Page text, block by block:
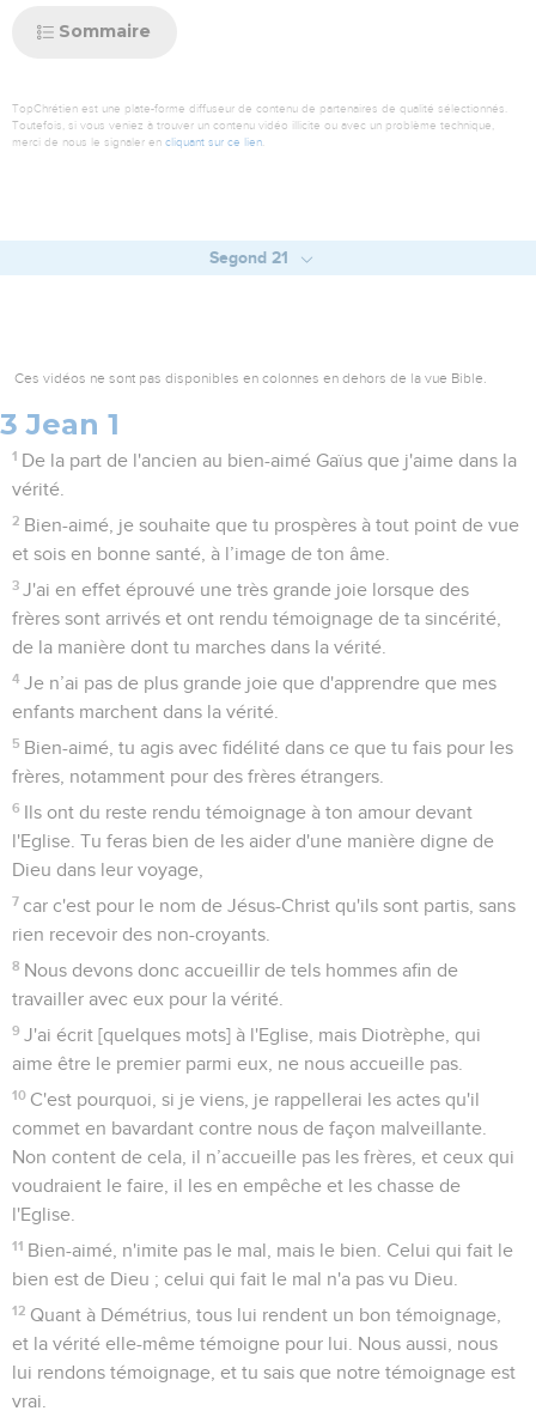
Sommaire
TopChrétien est une plate-forme diffuseur de contenu de partenaires de qualité sélectionnés.
Toutefois, si vous veniez à trouver un contenu vidéo illicite ou avec un problème technique,
merci de nous le signaler en cliquant sur ce lien
Segond 21
Ces vidéos ne sont pas disponibles en colonnes en dehors de la vue Bible.
3 Jean 1
1 De la part de l'ancien au bien-aimé Gaïus que j'aime dans la
vérité.
2 Bien-aimé, je souhaite que tu prospères à tout point de vue
et sois en bonne santé, à l’image de ton âme.
3 J'ai en effet éprouvé une très grande joie lorsque des
frères sont arrivés et ont rendu témoignage de ta sincérité,
de la manière dont tu marches dans la vérité.
4 Je n’ai pas de plus grande joie que d'apprendre que mes
enfants marchent dans la vérité.
5 Bien-aimé, tu agis avec fidélité dans ce que tu fais pour les
frères, notamment pour des frères étrangers.
6 Ils ont du reste rendu témoignage à ton amour devant
l'Eglise. Tu feras bien de les aider d'une manière digne de
Dieu dans leur voyage,
7 car c'est pour le nom de Jésus-Christ qu'ils sont partis, sans
rien recevoir des non-croyants.
8 Nous devons donc accueillir de tels hommes afin de
travailler avec eux pour la vérité.
9 J'ai écrit [quelques mots] à l'Eglise, mais Diotrèphe, qui
aime être le premier parmi eux, ne nous accueille pas.
10 C'est pourquoi, si je viens, je rappellerai les actes qu'il
commet en bavardant contre nous de façon malveillante.
Non content de cela, il n’accueille pas les frères, et ceux qui
voudraient le faire, il les en empêche et les chasse de
l'Eglise.
11 Bien-aimé, n'imite pas le mal, mais le bien. Celui qui fait le
bien est de Dieu ; celui qui fait le mal n'a pas vu Dieu.
12 Quant à Démétrius, tous lui rendent un bon témoignage,
et la vérité elle-même témoigne pour lui. Nous aussi, nous
lui rendons témoignage, et tu sais que notre témoignage est
vrai.